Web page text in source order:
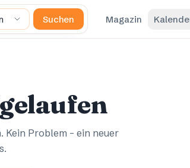
Suchen Magazin
Problem – ein neuer